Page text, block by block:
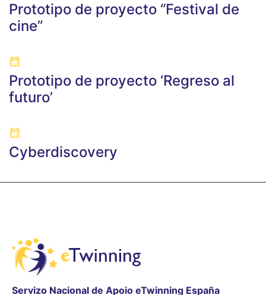
Prototipo de proyecto “Festival de
cine”
Prototipo de proyecto ‘Regreso al
futuro’
Cyberdiscovery
Servizo Nacional de Apoio eTwinning España